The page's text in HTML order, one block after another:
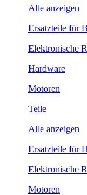
Alle anzeigen
Ersatzteile für
Elektronische
Hardware
Motoren
Teile
Alle anzeigen
Ersatzteile für
Elektronische
Motoren